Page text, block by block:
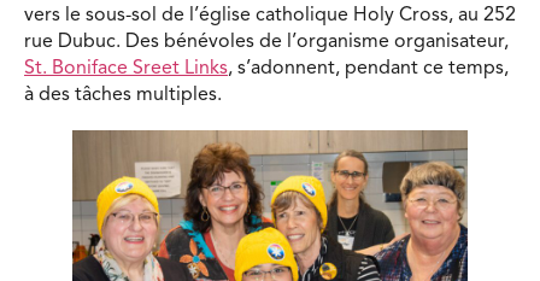
vers le sous-sol de l’église catholique Holy Cross, au 252
rue Dubuc. Des bénévoles de l’organisme organisateur,
St. Boniface Sreet Links, s’adonnent, pendant ce temps,
à des tâches multiples.